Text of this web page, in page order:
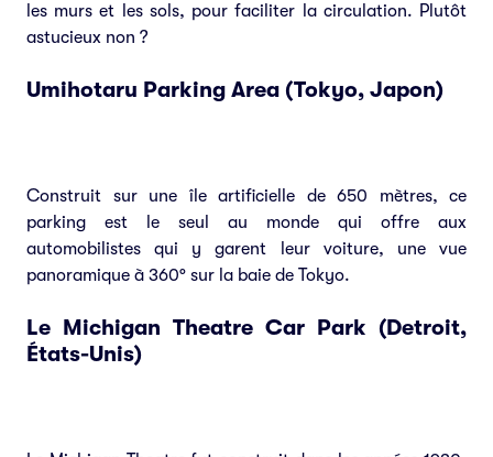
les murs et les sols, pour faciliter la circulation. Plutôt
astucieux non ?
Umihotaru Parking Area (Tokyo, Japon)
Construit sur une île artificielle de 650 mètres, ce
parking est le seul au monde qui offre aux
automobilistes qui y garent leur voiture, une vue
panoramique à 360° sur la baie de Tokyo.
Le Michigan Theatre Car Park (Detroit,
États-Unis)